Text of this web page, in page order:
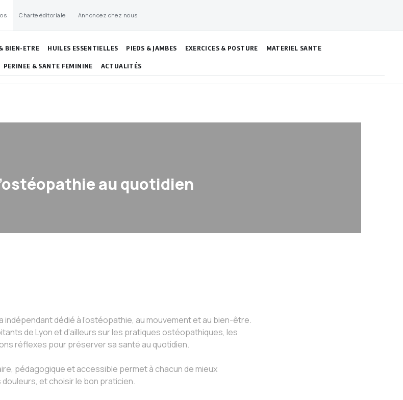
Charte éditoriale Annoncez chez nous
BIEN-ETRE HUILES ESSENTIELLES PIEDS & JAMBES EXERCICES & POSTURE MATERIEL SANTE
PERINEE & SANTE FEMININE ACTUALITÉS
au quotidien
indépendant dédié à l’ostéopathie, au mouvement et au bien-être.
de Lyon et d’ailleurs sur les pratiques ostéopathiques, les
réflexes pour préserver sa santé au quotidien.
pédagogique et accessible permet à chacun de mieux
et choisir le bon praticien.